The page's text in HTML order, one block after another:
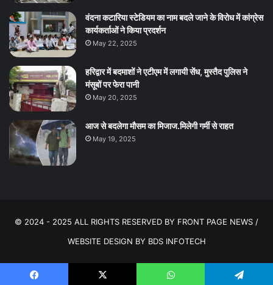
वंदना कटारिया स्टेडियम का नाम बदले जाने के विरोध में कांग्रेस
कार्यकर्ताओं ने किया प्रदर्शन
May 22, 2025
हरिद्वार में बदमाशों ने एटीएम में लगायी सेंध, मुस्तैद पुलिस ने
मंसूबों पर फेरा पानी
May 20, 2025
आज से बदलेगा मौसम का मिजाज.मिलेगी गर्मी से राहत
May 19, 2025
© 2024 - 2025 ALL RIGHTS RESERVED BY FRONT PAGE NEWS /
WEBSITE DESIGN BY BDS INFOTECH